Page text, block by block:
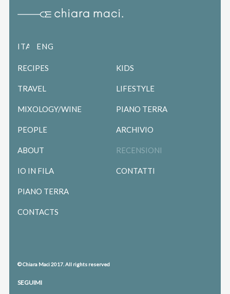
ITALIANOENGLISH
RECIPES
TRAVEL
MIXOLOGY/WINE
PEOPLE
ABOUT
IO IN FILA
PIANO TERRA
CONTACTS
KIDS
LIFESTYLE
PIANO TERRA
ARCHIVIO
RECENSIONI
CONTATTI
© Chiara Maci 2017. All rights reserved
SEGUIMI